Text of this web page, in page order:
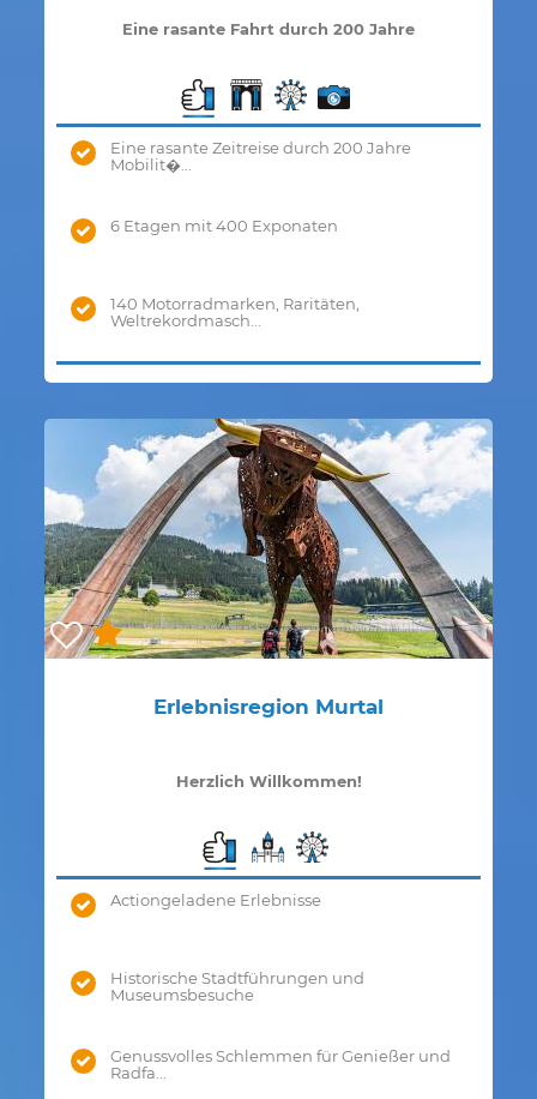
Eine rasante Fahrt durch 200 Jahre
Eine rasante Zeitreise durch 200 Jahre
Mobilit�...
6 Etagen mit 400 Exponaten
140 Motorradmarken, Raritäten,
Weltrekordmasch...
Erlebnisregion Murtal
Herzlich Willkommen!
Actiongeladene Erlebnisse
Historische Stadtführungen und
Museumsbesuche
Genussvolles Schlemmen für Genießer und
Radfa...